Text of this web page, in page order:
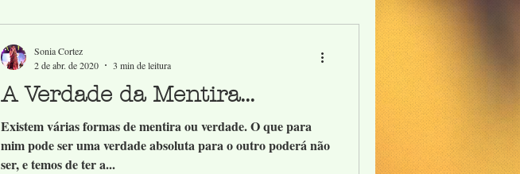
A Verdade da Mentira...
Existem várias formas de mentira ou verdade. O que para
mim pode ser uma verdade absoluta para o outro poderá não
ser, e temos de ter a...
Sonia Cortez
2 de abr. de 2020
3 min de leitura